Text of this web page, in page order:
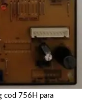
cod 756H para